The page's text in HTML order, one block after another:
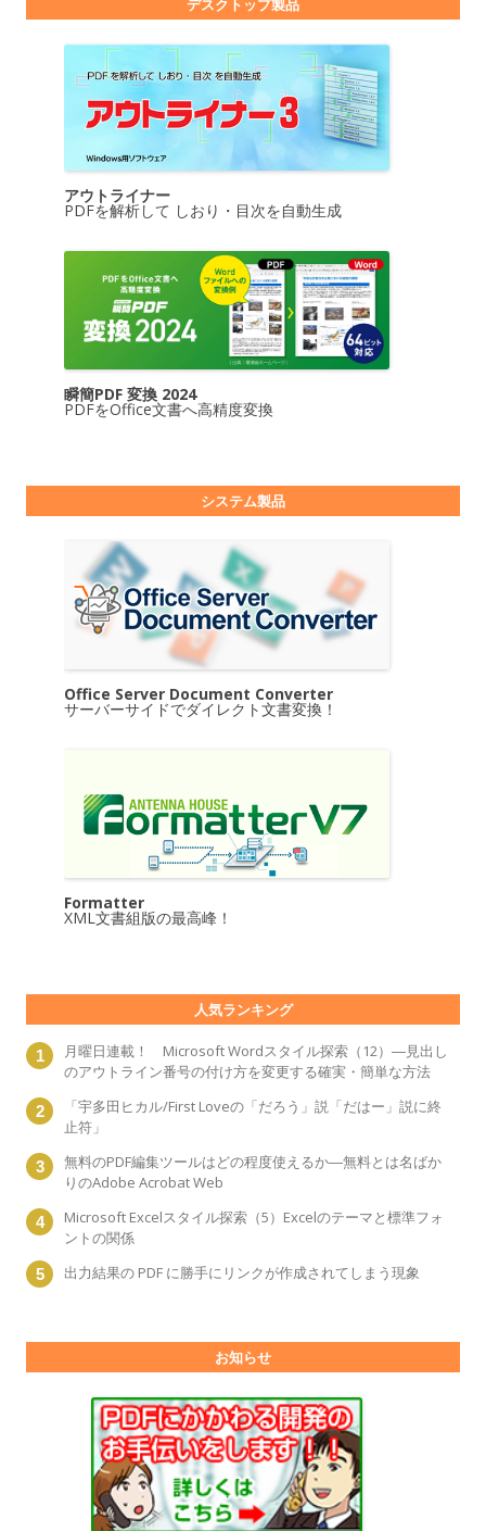
デスクトップ製品
アウトライナー
PDFを解析して しおり・目次を自動生成
瞬簡PDF 変換 2024
PDFをOffice文書へ高精度変換
システム製品
Office Server Document Converter
サーバーサイドでダイレクト文書変換！
Formatter
XML文書組版の最高峰！
人気ランキング
月曜日連載！ Microsoft Wordスタイル探索（12）―見出し
のアウトライン番号の付け方を変更する確実・簡単な方法
「宇多田ヒカル/First Loveの「だろう」説「だはー」説に終
止符」
無料のPDF編集ツールはどの程度使えるか―無料とは名ばか
りのAdobe Acrobat Web
Microsoft Excelスタイル探索（5）Excelのテーマと標準フォ
ントの関係
出力結果の PDF に勝手にリンクが作成されてしまう現象
お知らせ